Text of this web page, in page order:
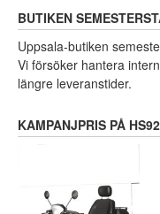
BUTIKEN
Uppsala-butiken
Vi försöker hantera
längre leveranstider.
KAMPANJPRIS PÅ